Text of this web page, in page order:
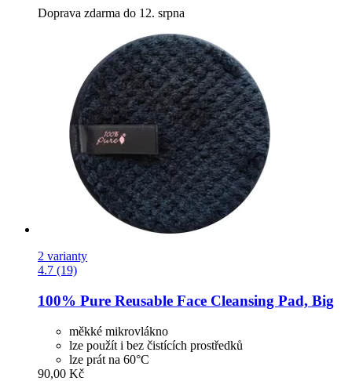
Doprava zdarma do 12. srpna
2 varianty
4.7 (19)
100% Pure Reusable Face Cleansing Pad, Big
měkké mikrovlákno
lze použít i bez čistících prostředků
lze prát na 60°C
90,00 Kč